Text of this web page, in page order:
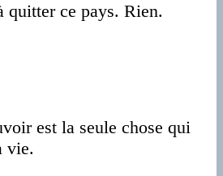
quitter ce pays. Rien.
est la seule chose qui
vie.